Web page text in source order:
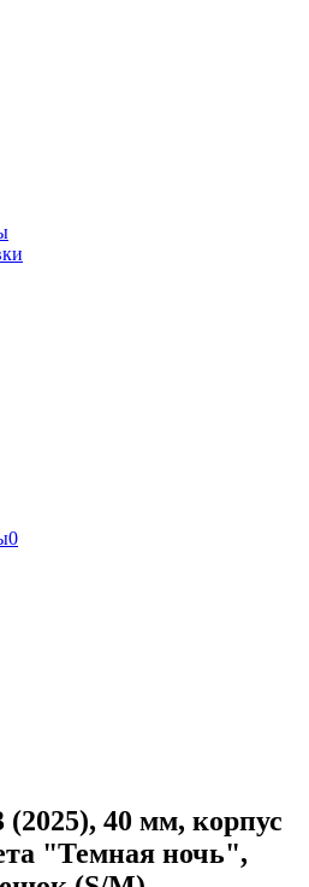
0
(2025), 40 мм, корпус
"Темная ночь",